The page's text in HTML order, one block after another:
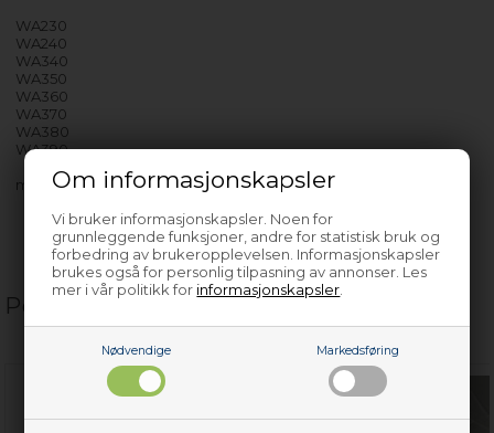
Om informasjonskapsler
Vi bruker informasjonskapsler. Noen for
grunnleggende funksjoner, andre for statistisk bruk og
forbedring av brukeropplevelsen. Informasjonskapsler
brukes også for personlig tilpasning av annonser. Les
mer i vår politikk for informasjonskapsler
Nødvendige Markedsføring
WA230
WA240
WA340
WA350
WA360
WA370
WA380
WA390
med flere…
Populære relaterte produkter